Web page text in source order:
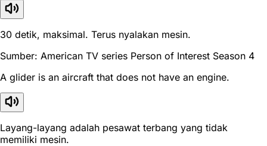
30 detik, maksimal. Terus nyalakan mesin.
Sumber: American TV series Person of Interest Season 4
A glider is an aircraft that does not have an engine.
Layang-layang adalah pesawat terbang yang tidak
memiliki mesin.